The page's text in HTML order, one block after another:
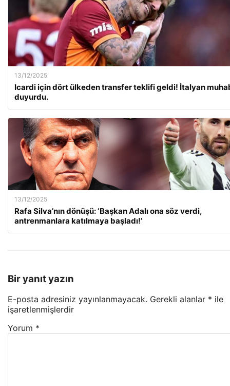
13/12/2025
Icardi için dört ülkeden transfer teklifi geldi! İtalyan
duyurdu.
13/12/2025
Rafa Silva’nın dönüşü: ‘Başkan Adalı ona söz verdi,
antrenmanlara katılmaya başladı!’
Bir yanıt yazın
E-posta adresiniz yayınlanmayacak. Gerekli alanlar * ile
işaretlenmişlerdir
Yorum *